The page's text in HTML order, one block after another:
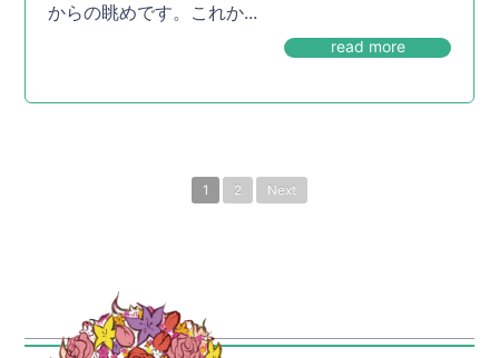
からの眺めです。これか...
read more
1 2 Next